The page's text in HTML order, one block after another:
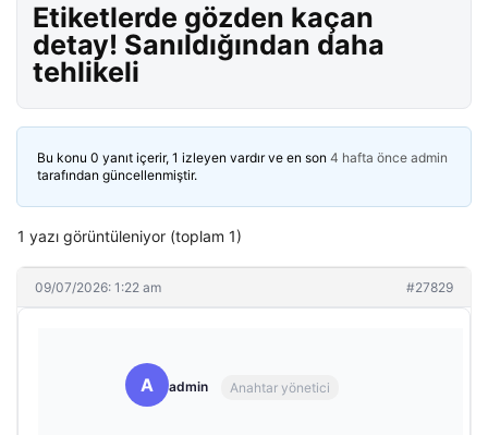
Etiketlerde gözden kaçan
detay! Sanıldığından daha
tehlikeli
Bu konu 0 yanıt içerir, 1 izleyen vardır ve en son 4 hafta önce admin
tarafından güncellenmiştir.
1 yazı görüntüleniyor (toplam 1)
09/07/2026: 1:22 am #27829
A admin Anahtar yönetici